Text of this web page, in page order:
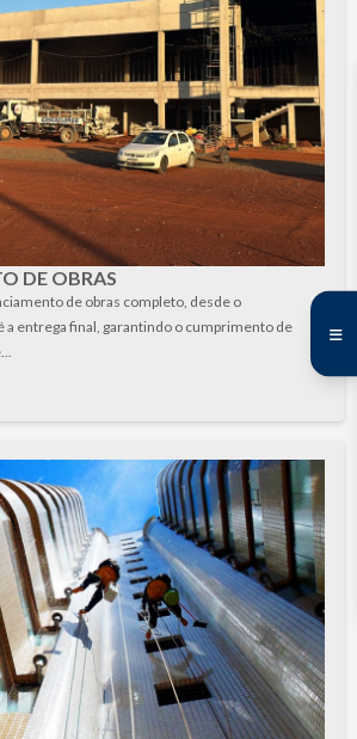
DE OBRAS
de obras completo, desde o
a entrega final, garantindo o cumprimento de